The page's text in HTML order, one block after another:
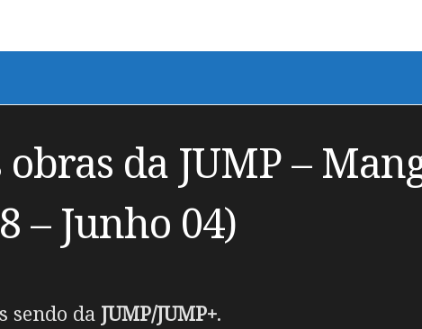
da JUMP –
– Junho 04)
sendo da JUMP/JUMP+.